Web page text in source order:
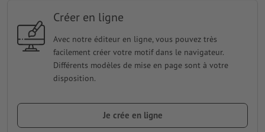
Créer en ligne
Avec notre éditeur en ligne, vous pouvez très
facilement créer votre motif dans le navigateur.
Différents modèles de mise en page sont à votre
disposition.
Je crée en ligne